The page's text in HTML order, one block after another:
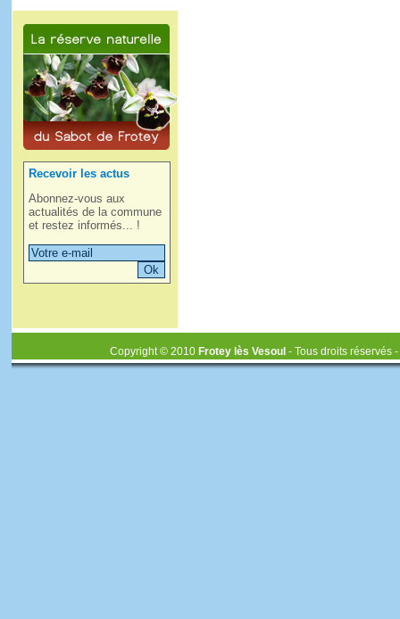
Recevoir les actus
Abonnez-vous aux
actualités de la commune
et restez informés... !
Copyright © 2010 Frotey lès Vesoul - Tous droits réservés